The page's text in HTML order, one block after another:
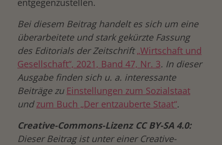
entgegenzustellen.
Bei diesem Beitrag handelt es sich um eine
überarbeitete und stark gekürzte Fassung
des Editorials der Zeitschrift„Wirtschaft und
Gesellschaft“, 2021, Band 47, Nr. 3. In dieser
Ausgabe finden sich u. a. interessante
Beiträge zu Einstellungen zum Sozialstaat
undzum Buch „Der entzauberte Staat“.
Creative-Commons-Lizenz CC BY-SA 4.0:
Dieser Beitrag ist unter einer Creative-